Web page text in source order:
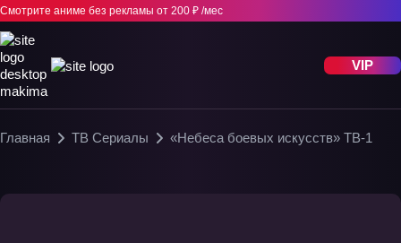
Смотрите аниме без рекламы от 200 ₽ /мес
VIP
Главная ТВ Сериалы «Небеса боевых искусств» ТВ-1